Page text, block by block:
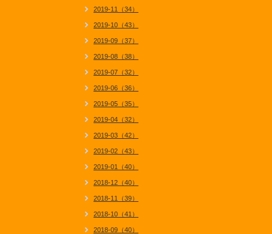
2019-11（34）
2019-10（43）
2019-09（37）
2019-08（38）
2019-07（32）
2019-06（36）
2019-05（35）
2019-04（32）
2019-03（42）
2019-02（43）
2019-01（40）
2018-12（40）
2018-11（39）
2018-10（41）
2018-09（40）